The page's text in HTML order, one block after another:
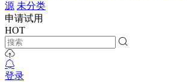
源 未分类
申请试用
HOT
登录